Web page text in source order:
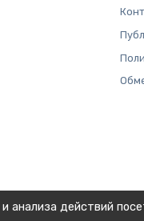
анализа действий